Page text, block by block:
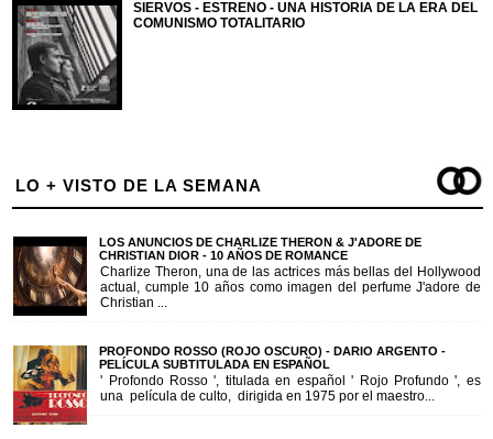
SIERVOS - ESTRENO - UNA HISTORIA DE LA ERA DEL
COMUNISMO TOTALITARIO
LO + VISTO DE LA SEMANA
LOS ANUNCIOS DE CHARLIZE THERON & J'ADORE DE
CHRISTIAN DIOR - 10 AÑOS DE ROMANCE
Charlize Theron, una de las actrices más bellas del Hollywood
actual, cumple 10 años como imagen del perfume J'adore de
Christian ...
PROFONDO ROSSO (ROJO OSCURO) - DARIO ARGENTO -
PELÍCULA SUBTITULADA EN ESPAÑOL
' Profondo Rosso ', titulada en español ' Rojo Profundo ', es
una película de culto, dirigida en 1975 por el maestro...